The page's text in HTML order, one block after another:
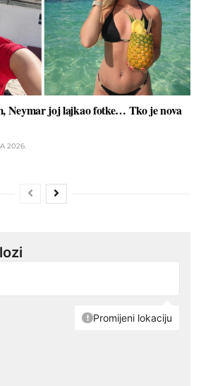
Neymar joj lajkao fotke… Tko je nova
2026.